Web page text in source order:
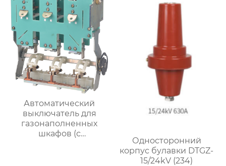
Автоматический
выключатель для
газонаполненных
шкафов (с
Односторонний
корпус булавки DTGZ-
15/24kV (234)